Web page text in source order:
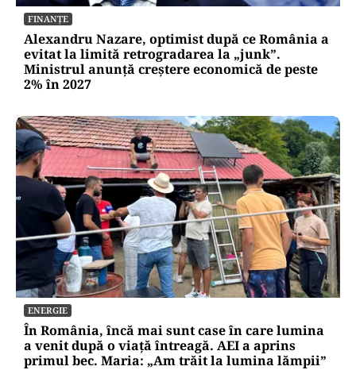
FINANȚE
Alexandru Nazare, optimist după ce România a
evitat la limită retrogradarea la „junk”.
Ministrul anunță creștere economică de peste
2% în 2027
ENERGIE
În România, încă mai sunt case în care lumina
a venit după o viață întreagă. AEI a aprins
primul bec. Maria: „Am trăit la lumina lămpii”